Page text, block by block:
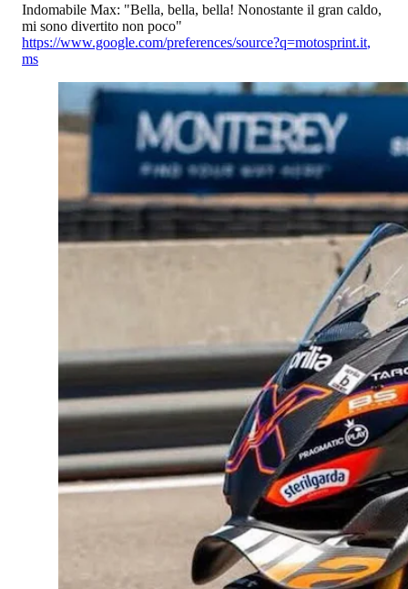
Indomabile Max: "Bella, bella, bella! Nonostante il gran caldo,
mi sono divertito non poco"
https://www.google.com/preferences/source?q=motosprint.it,
ms